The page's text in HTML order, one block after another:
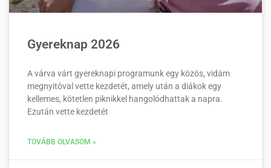
Gyereknap 2026
A várva várt gyereknapi programunk egy közös, vidám
megnyitóval vette kezdetét, amely után a diákok egy
kellemes, kötetlen piknikkel hangolódhattak a napra.
Ezután vette kezdetét
TOVÁBB OLVASOM »